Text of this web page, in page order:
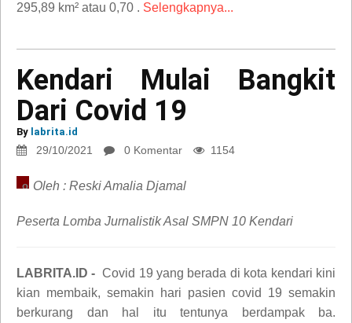
295,89 km² atau 0,70 . Selengkapnya...
Kendari Mulai Bangkit
Dari Covid 19
By labrita.id
29/10/2021 0 Komentar 1154
opini
Kendari
Mulai
Bangkit
Dari
Covid
Oleh : Reski Amalia Djamal
Peserta Lomba Jurnalistik Asal SMPN 10 Kendari
LABRITA.ID - Covid 19 yang berada di kota kendari kini
kian membaik, semakin hari pasien covid 19 semakin
berkurang dan hal itu tentunya berdampak ba.